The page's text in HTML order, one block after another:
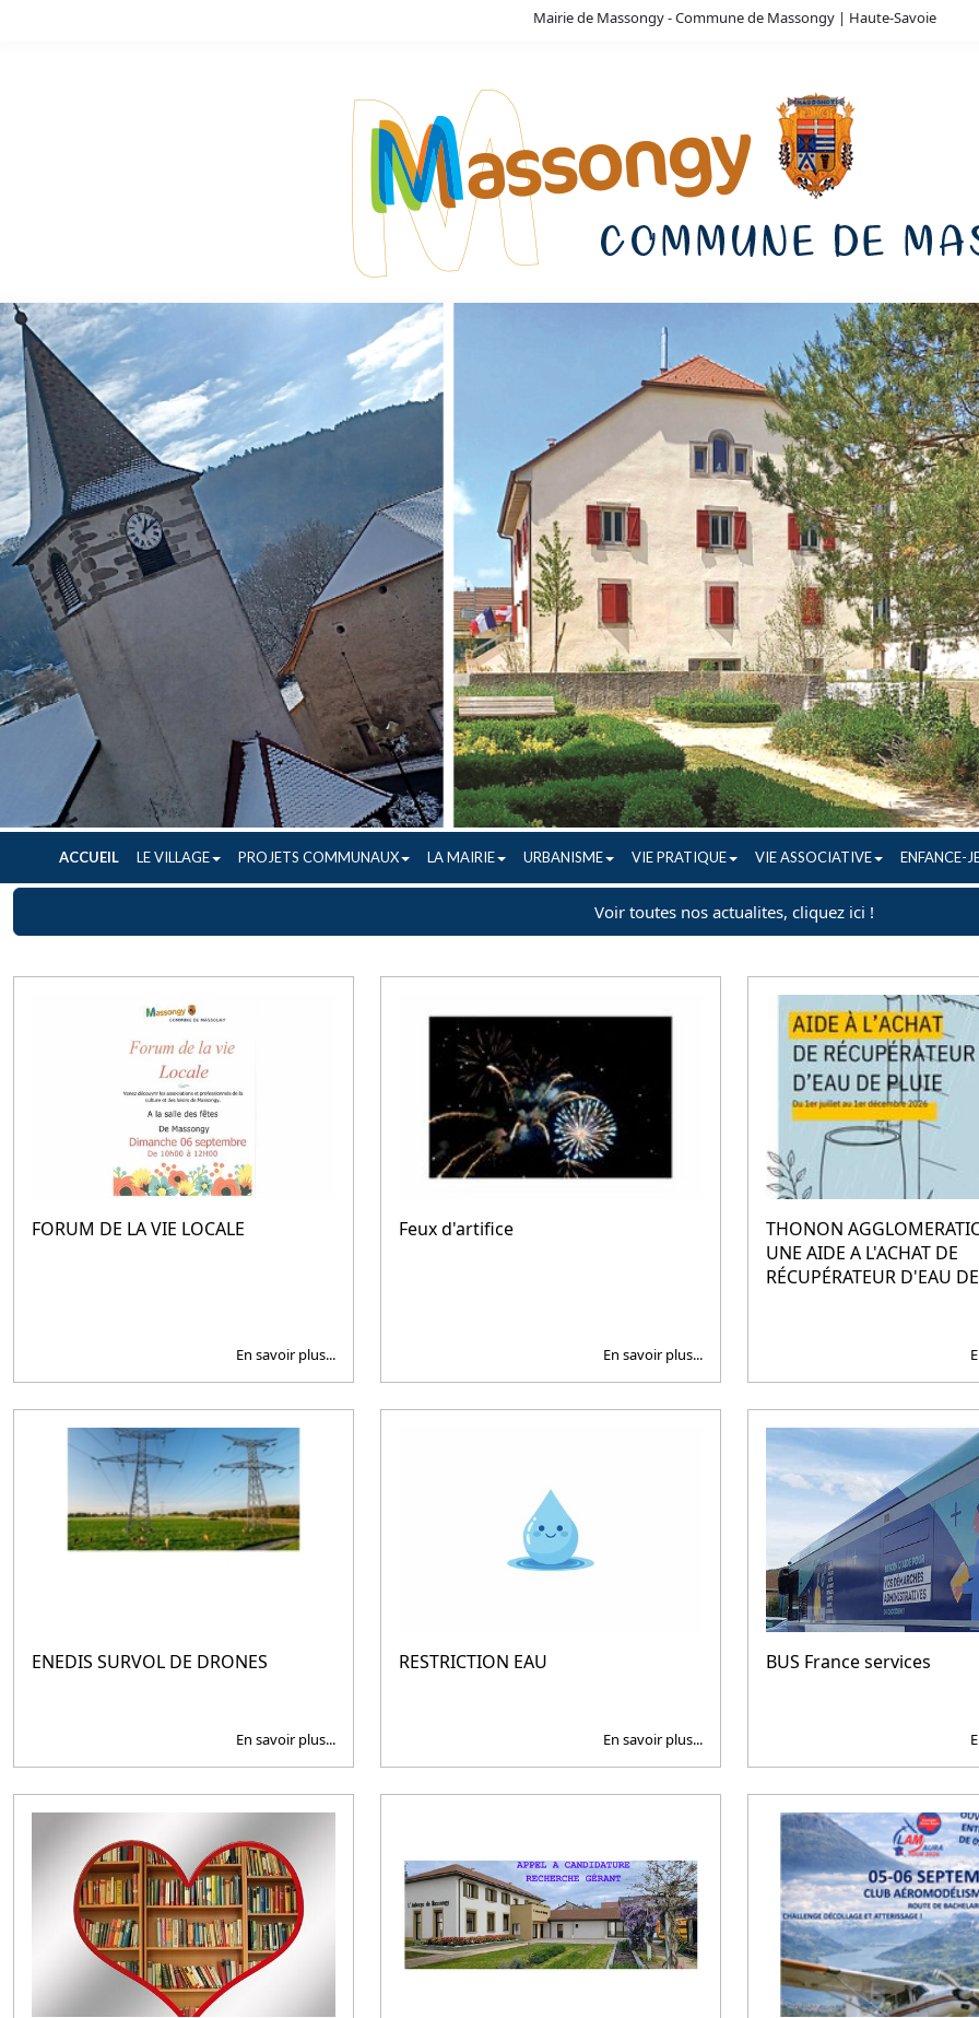
Mairie de Massongy - Commune de Massongy | Haute-Savoie
ACCUEIL LE VILLAGE PROJETS COMMUNAUX LA MAIRIE URBANISME VIE PRATIQUE VIE ASSOCIATIVE ENFANCE-
Voir toutes nos actualites, cliquez ici !
FORUM DE LA VIE LOCALE
En savoir plus...
Feux d'artifice
En savoir plus...
THONON
UNE AIDE A L'ACHAT DE
RÉCUPÉRATEUR D'EAU
ENEDIS SURVOL DE DRONES
En savoir plus...
RESTRICTION EAU
En savoir plus...
BUS France services